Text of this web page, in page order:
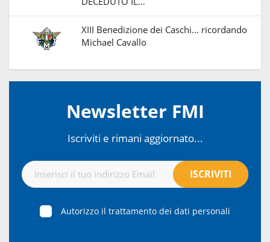
XIII Benedizione dei Caschi… ricordando
Michael Cavallo
Newsletter FMI
Iscriviti e rimani aggiornato...
Autorizzo il trattamento dei dati personali